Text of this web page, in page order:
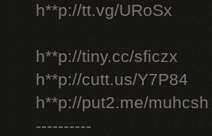
h**p://tt.vg/URoSx
h**p://tiny.cc/sficzx
h**p://cutt.us/Y7P84
h**p://put2.me/muhcsh
----------